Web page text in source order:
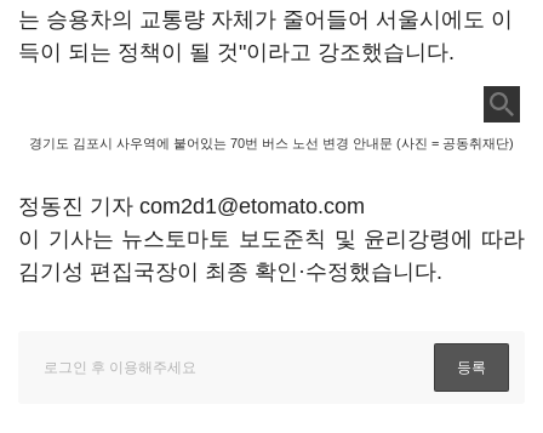
는 승용차의 교통량 자체가 줄어들어 서울시에도 이
득이 되는 정책이 될 것"이라고 강조했습니다.
경기도 김포시 사우역에 붙어있는 70번 버스 노선 변경 안내문 (사진 = 공동취재단)
정동진 기자 com2d1@etomato.com
이 기사는 뉴스토마토 보도준칙 및 윤리강령에 따라
김기성 편집국장이 최종 확인·수정했습니다.